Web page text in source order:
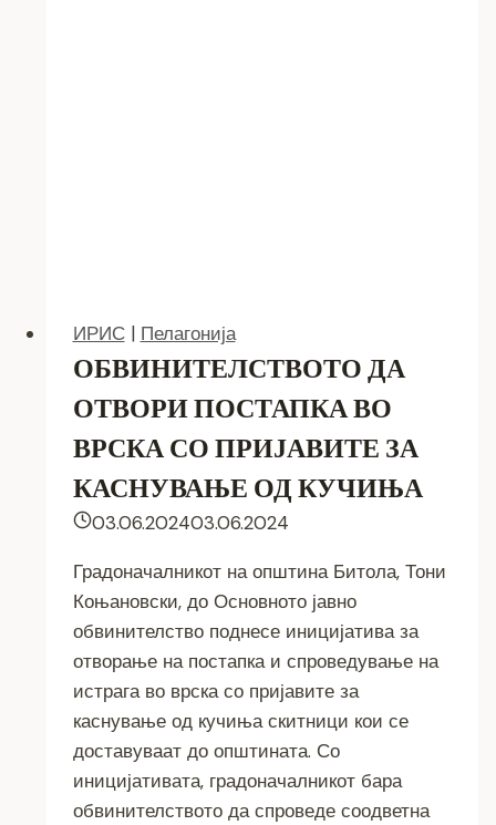
ИРИС| Пелагонија
ОБВИНИТЕЛСТВОТО ДА
ОТВОРИ ПОСТАПКА ВО
ВРСКА СО ПРИЈАВИТЕ ЗА
КАСНУВАЊЕ ОД КУЧИЊА
03.06.202403.06.2024
Градоначалникот на општина Битола, Тони
Коњановски, до Основното јавно
обвинителство поднесе иницијатива за
отворање на постапка и спроведување на
истрага во врска со пријавите за
каснување од кучиња скитници кои се
доставуваат до општината. Со
иницијативата, градоначалникот бара
обвинителството да спроведе соодветна